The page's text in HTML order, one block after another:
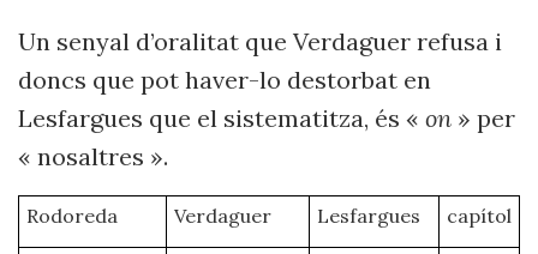
Un senyal d’oralitat que Verdaguer refusa i
doncs que pot haver-lo destorbat en
Lesfargues que el sistematitza, és « on » per
« nosaltres ».
Rodoreda Verdaguer Lesfargues capítol